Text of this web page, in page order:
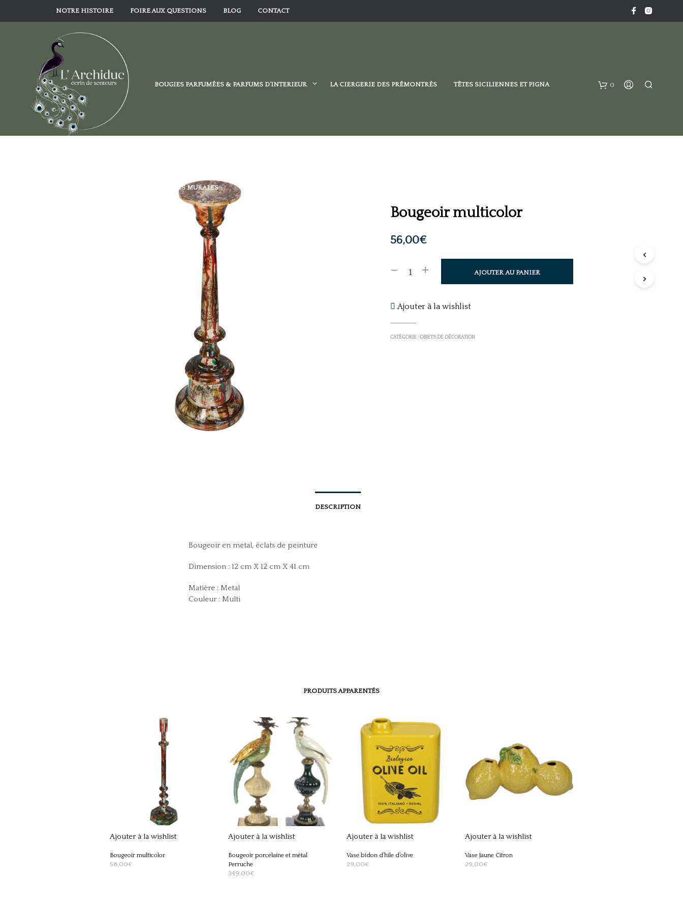
NOTRE HISTOIRE FOIRE AUX QUESTIONS BLOG CONTACT
0
BOUGIES PARFUMÉES & PARFUMS D’INTERIEUR LA CIERGERIE DES PRÉMONTRÉS TÊTES SICILIENNES ET PIGNA
DECORATIONS MURALES
Bougeoir multicolor
56,00€
AJOUTER AU PANIER
Ajouter à la wishlist
CATÉGORIE :OBJETS DE DÉCORATION
DESCRIPTION
Bougeoir en metal, éclats de peinture
Dimension : 12 cm X 12 cm X 41 cm
Matière : Metal
Couleur : Multi
PRODUITS APPARENTÉS
Ajouter à la wishlist
Bougeoir multicolor
58,00€
Ajouter à la wishlist
Bougeoir porcelaine et métal
Perruche
349,00€
Ajouter à la wishlist
Vase bidon d’hile d’olive
29,00€
Ajouter à la wishlist
Vase Jaune Citron
29,00€